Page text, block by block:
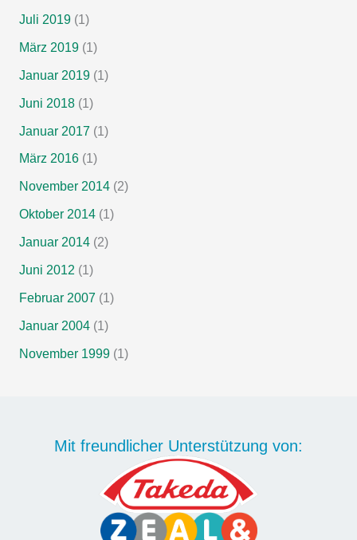
Juli 2019(1)
März 2019(1)
Januar 2019(1)
Juni 2018(1)
Januar 2017 (1)
März 2016(1)
November 2014(2)
Oktober 2014(1)
Januar 2014(2)
Juni 2012 (1)
Februar 2007 (1)
Januar 2004(1)
November 1999(1)
Mit freundlicher Unterstützung von: